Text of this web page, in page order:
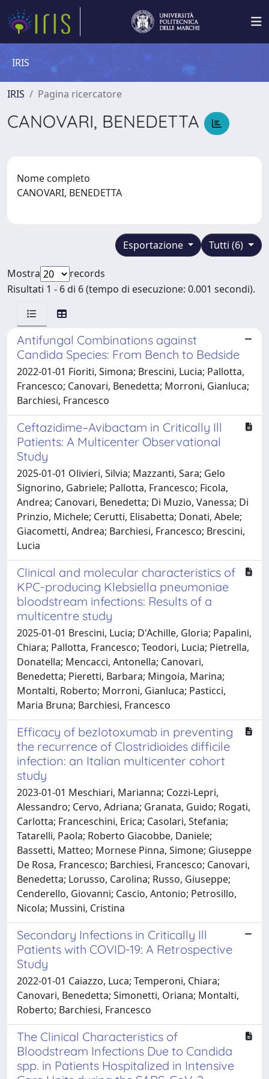
IRIS
IRIS Pagina ricercatore
CANOVARI, BENEDETTA
Nome completo
CANOVARI, BENEDETTA
Tutti (6)
Esportazione
Mostra
records
Risultati 1 - 6 di 6 (tempo di esecuzione: 0.001 secondi).
Antifungal Combinations against
Candida Species: From Bench to Bedside
2022-01-01 Fioriti, Simona; Brescini, Lucia; Pallotta,
Francesco; Canovari, Benedetta; Morroni, Gianluca;
Barchiesi, Francesco
Ceftazidime–Avibactam in Critically Ill
Patients: A Multicenter Observational
Study
2025-01-01 Olivieri, Silvia; Mazzanti, Sara; Gelo
Signorino, Gabriele; Pallotta, Francesco; Ficola,
Andrea; Canovari, Benedetta; Di Muzio, Vanessa; Di
Prinzio, Michele; Cerutti, Elisabetta; Donati, Abele;
Giacometti, Andrea; Barchiesi, Francesco; Brescini,
Lucia
Clinical and molecular characteristics of
KPC-producing Klebsiella pneumoniae
bloodstream infections: Results of a
multicentre study
2025-01-01 Brescini, Lucia; D'Achille, Gloria; Papalini,
Chiara; Pallotta, Francesco; Teodori, Lucia; Pietrella,
Donatella; Mencacci, Antonella; Canovari,
Benedetta; Pieretti, Barbara; Mingoia, Marina;
Montalti, Roberto; Morroni, Gianluca; Pasticci,
Maria Bruna; Barchiesi, Francesco
Efficacy of bezlotoxumab in preventing
the recurrence of Clostridioides difficile
infection: an Italian multicenter cohort
study
2023-01-01 Meschiari, Marianna; Cozzi-Lepri,
Alessandro; Cervo, Adriana; Granata, Guido; Rogati,
Carlotta; Franceschini, Erica; Casolari, Stefania;
Tatarelli, Paola; Roberto Giacobbe, Daniele;
Bassetti, Matteo; Mornese Pinna, Simone; Giuseppe
De Rosa, Francesco; Barchiesi, Francesco; Canovari,
Benedetta; Lorusso, Carolina; Russo, Giuseppe;
Cenderello, Giovanni; Cascio, Antonio; Petrosillo,
Nicola; Mussini, Cristina
Secondary Infections in Critically Ill
Patients with COVID-19: A Retrospective
Study
2022-01-01 Caiazzo, Luca; Temperoni, Chiara;
Canovari, Benedetta; Simonetti, Oriana; Montalti,
Roberto; Barchiesi, Francesco
The Clinical Characteristics of
Bloodstream Infections Due to Candida
spp. in Patients Hospitalized in Intensive